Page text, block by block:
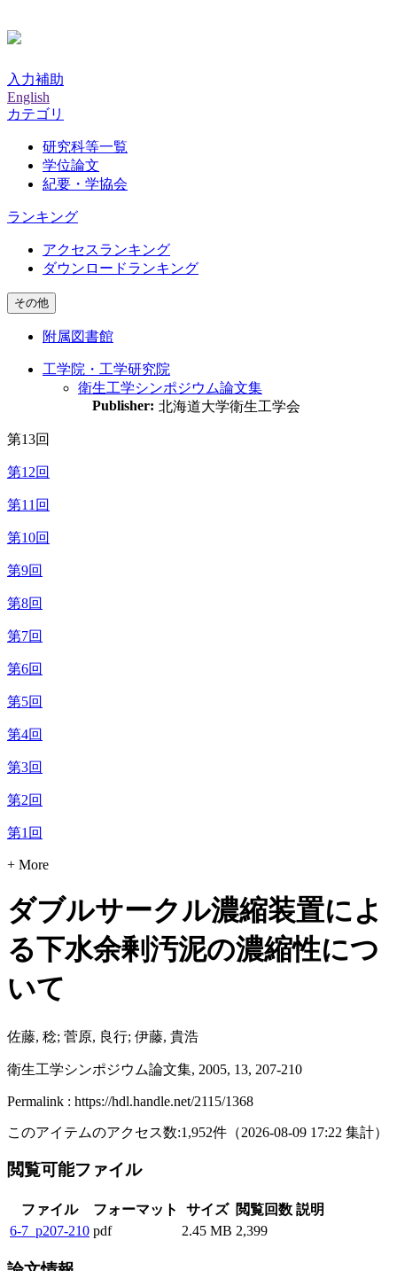
入力補助
English
カテゴリ
研究科等一覧
学位論文
紀要・学協会
ランキング
アクセスランキング
ダウンロードランキング
その他
附属図書館
工学院・工学研究院
衛生工学シンポジウム論文集
Publisher: 北海道大学衛生工学会
第13回
第12回
第11回
第10回
第9回
第8回
第7回
第6回
第5回
第4回
第3回
第2回
第1回
+ More
ダブルサークル濃縮装置によ
る下水余剰汚泥の濃縮性につ
いて
佐藤, 稔; 菅原, 良行; 伊藤, 貴浩
衛生工学シンポジウム論文集, 2005, 13, 207-210
Permalink : https://hdl.handle.net/2115/1368
このアイテムのアクセス数:1,952件 （2026-08-09 17:22 集計）
閲覧可能ファイル
ファイル フォーマット サイズ 閲覧回数 説明
6-7_p207-210 pdf 2.45 MB 2,399